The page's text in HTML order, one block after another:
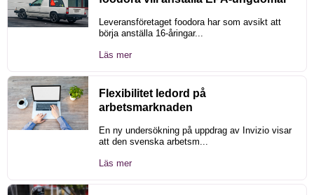
Leveransföretaget foodora har som avsikt att
börja anställa 16-åringar...
Läs mer
Flexibilitet ledord på
arbetsmarknaden
En ny undersökning på uppdrag av Invizio visar
att den svenska arbetsm...
Läs mer